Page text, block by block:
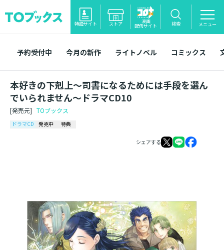
特設サイト ストア 漫画
配信サイト 検索 メニュー
予約受付中 今月の新作 ライトノベル コミックス
本好きの下剋上～司書になるためには手段を選ん
でいられません～ドラマCD10
[発売元] TOブックス
ドラマCD 発売中 特典
シェアする